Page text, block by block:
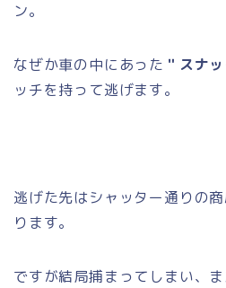
ン。
なぜか車の中にあった ＂スナ
ッチを持って逃げます。
逃げた先はシャッター通りの
ります。
ですが結局捕まってしまい、